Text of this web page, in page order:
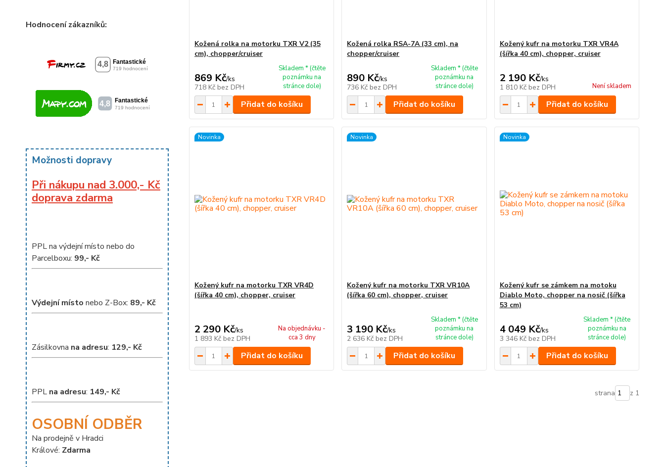
Hodnocení zákazníků:
Možnosti dopravy
Při nákupu nad 3.000,- Kč
doprava zdarma
PPL na výdejní místo nebo do
Parcelboxu: 99,- Kč
Výdejní místo nebo Z-Box: 89,- Kč
Zásilkovna na adresu: 129,- Kč
PPL na adresu: 149,- Kč
OSOBNÍ ODBĚR
Na prodejně v Hradci
Králové: Zdarma
Kožená rolka na motorku TXR V2 (35
cm), chopper/cruiser
869 Kč/ks
718 Kč bez DPH
Skladem * (čtěte
poznámku na
stránce dole)
Přidat do košíku
Kožená rolka RSA-7A (33 cm), na
chopper/cruiser
890 Kč/ks
736 Kč bez DPH
Skladem * (čtěte
poznámku na
stránce dole)
Přidat do košíku
Kožený kufr na motorku TXR VR4A
(šířka 40 cm), chopper, cruiser
2 190 Kč/ks
1 810 Kč bez DPH Není skladem
Přidat do košíku
Novinka
Kožený kufr na motorku TXR VR4D
(šířka 40 cm), chopper, cruiser
2 290 Kč/ks
1 893 Kč bez DPH
Na objednávku -
cca 3 dny
Přidat do košíku
Novinka
Kožený kufr na motorku TXR VR10A
(šířka 60 cm), chopper, cruiser
3 190 Kč/ks
2 636 Kč bez DPH
Skladem * (čtěte
poznámku na
stránce dole)
Přidat do košíku
Novinka
Kožený kufr se zámkem na motoku
Diablo Moto, chopper na nosič (šířka
53 cm)
4 049 Kč/ks
3 346 Kč bez DPH
Skladem * (čtěte
poznámku na
stránce dole)
Přidat do košíku
strana z 1